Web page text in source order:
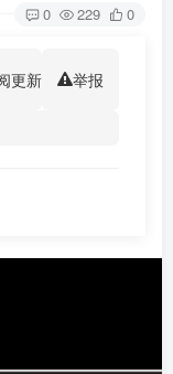
0 229 0
更新 举报